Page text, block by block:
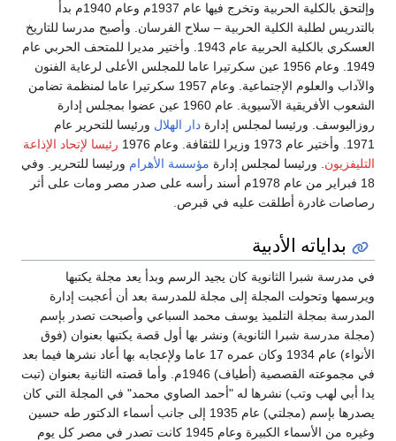
وإلتحق بالكلية الحربية وتخرج فيها عام 1937م وعام 1940م بدأ
بالتدريس لطلبة الكلية الحربية – سلاح الفرسان. وأصبح مدرسا للتاريخ
العسكري بالكلية الحربية عام 1943. وأختير مديرا للمتحف الحربي عام
1949. وعام 1956 عين سكرتيرا عاما للمجلس الأعلى لرعاية الفنون
والآداب والعلوم الإجتماعية. وعام 1957 سكرتيرا عاما لمنظمة تضامن
الشعوب الأفريقية الآسيوية. عام 1960 عين عضوا بمجلس إدارة
روزاليوسف. ورئيسا لمجلس إدارة دار الهلال ورئيسا للتحرير عام
1971. وأختير عام 1973 وزيرا للثقافة. وعام 1976
رئيسا لإتحاد الإذاعة
التليفزيون . ورئيسا لمجلس إدارة مؤسسة الأهرام ورئيسا للتحرير. وفي
18 فبراير من عام 1978م أسند رأسه على صدر مصر ومات على أثر
رصاصات غادرة أطلقت عليه في قبرص.
بداياته الأدبية
في مدرسة شبرا الثانوية كان يجيد الرسم وبدأ يعد مجلة يكتبها
ويرسمها وتحولت المجلة إلى مجلة للمدرسة بعد أن أعجبت إدارة
المدرسة بمجلة التلميذ يوسف محمد السباعي وأصبحت تصدر بإسم
(مجلة مدرسة شبرا الثانوية) ونشر بها أول قصة يكتبها بعنوان (فوق
الأنواء) عام 1934 وكان عمره 17 عاما ولإعجابه بها أعاد نشرها فيما بعد
في مجموعته القصصية (أطياف) 1946م. وأما قصته الثانية بعنوان (تبت
يدا أبي لهب وتب) نشرها له "أحمد الصاوي محمد" في المجلة التي كان
يصدرها بإسم (مجلتي) عام 1935 إلى جانب أسماء الدكتور طه حسين
وغيره من الأسماء الكبيرة وعام 1945 كانت تصدر في مصر كل يوم